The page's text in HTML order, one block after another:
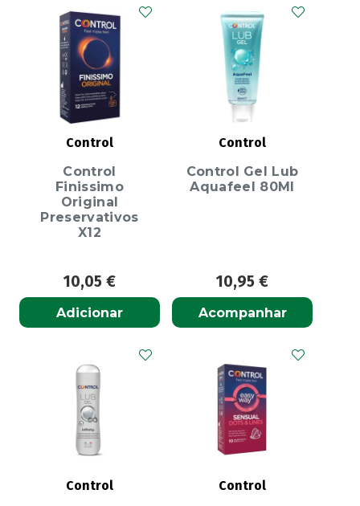
Control
Control
Finissimo
Original
Preservativos
X12
10,05 €
Adicionar
Control
Control Gel Lub
Aquafeel 80Ml
10,95 €
Acompanhar
Control
Control